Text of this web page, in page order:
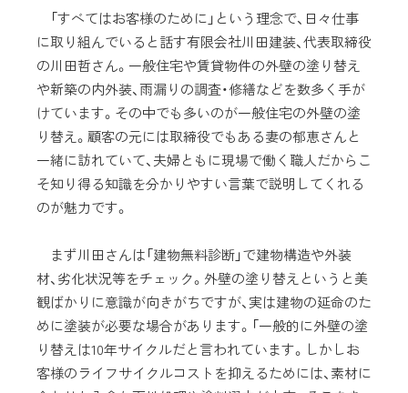
「すべてはお客様のために」という理念で、日々仕事
に取り組んでいると話す有限会社川田建装、代表取締役
の川田哲さん。一般住宅や賃貸物件の外壁の塗り替え
や新築の内外装、雨漏りの調査・修繕などを数多く手が
けています。その中でも多いのが一般住宅の外壁の塗
り替え。顧客の元には取締役でもある妻の郁恵さんと
一緒に訪れていて、夫婦ともに現場で働く職人だからこ
そ知り得る知識を分かりやすい言葉で説明してくれる
のが魅力です。
まず川田さんは「建物無料診断」で建物構造や外装
材、劣化状況等をチェック。外壁の塗り替えというと美
観ばかりに意識が向きがちですが、実は建物の延命のた
めに塗装が必要な場合があります。「一般的に外壁の塗
り替えは10年サイクルだと言われています。しかしお
客様のライフサイクルコストを抑えるためには、素材に